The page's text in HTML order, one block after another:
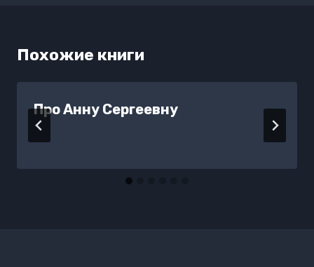
Похожие книги
Про Анну Сергеевну